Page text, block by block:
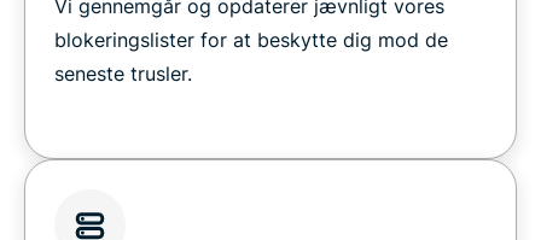
Vi gennemgår og opdaterer jævnligt vores
blokeringslister for at beskytte dig mod de
seneste trusler.